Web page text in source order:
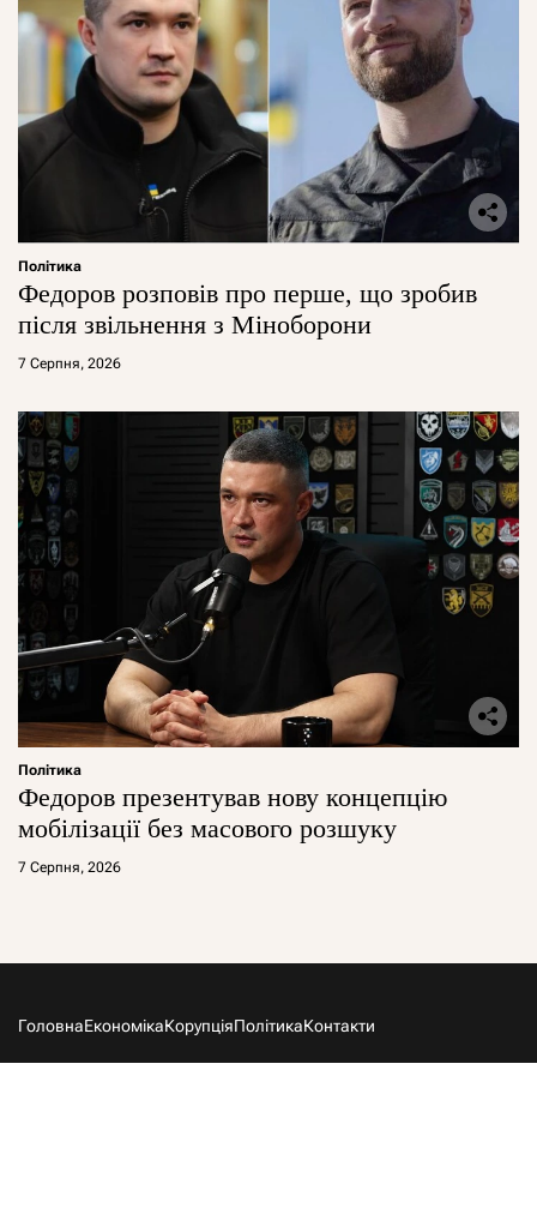
Політика
Федоров розповів про перше, що зробив
після звільнення з Міноборони
7 Серпня, 2026
Політика
Федоров презентував нову концепцію
мобілізації без масового розшуку
7 Серпня, 2026
ГоловнаЕкономікаКорупціяПолітикаКонтакти